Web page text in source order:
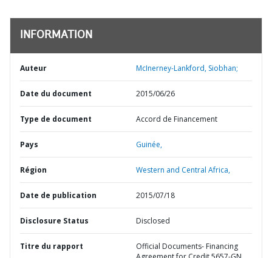
INFORMATION
Auteur McInerney-Lankford, Siobhan;
Date du document 2015/06/26
Type de document Accord de Financement
Pays Guinée,
Région Western and Central Africa,
Date de publication 2015/07/18
Disclosure Status Disclosed
Titre du rapport
Official Documents- Financing